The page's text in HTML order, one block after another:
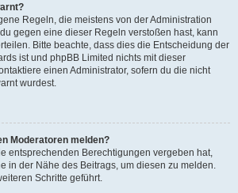
Regeln, die meistens von der Administration
gegen eine dieser Regeln verstoßen hast, kann
Bitte beachte, dass dies die Entscheidung der
ist und phpBB Limited nichts mit dieser
einen Administrator, sofern du die nicht
wurdest.
Moderatoren melden?
entsprechenden Berechtigungen vergeben hat,
in der Nähe des Beitrags, um diesen zu melden.
Schritte geführt.